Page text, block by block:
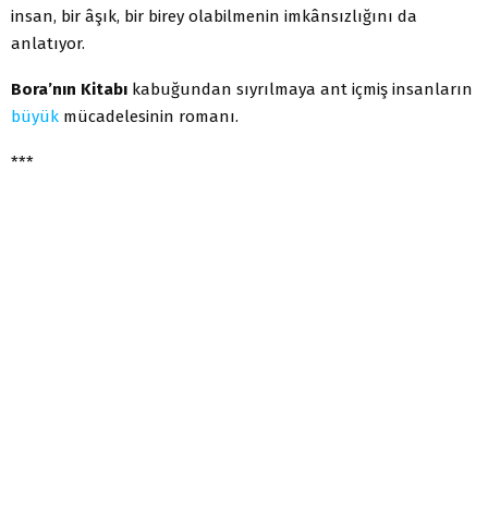
insan, bir âşık, bir birey olabilmenin imkânsızlığını da
anlatıyor.
Bora’nın Kitabı kabuğundan sıyrılmaya ant içmiş insanların
büyük mücadelesinin romanı.
***